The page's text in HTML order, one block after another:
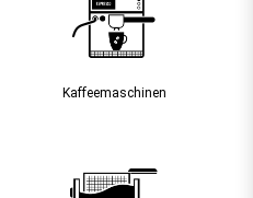
Kaffee­maschinen